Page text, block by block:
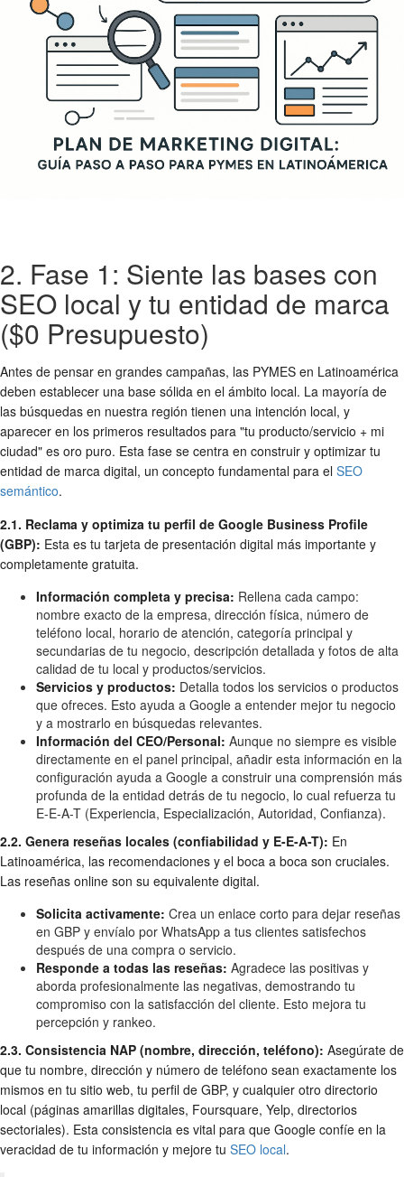
2. Fase 1: Siente las bases con
SEO local y tu entidad de marca
($0 Presupuesto)
Antes de pensar en grandes campañas, las PYMES en Latinoamérica
deben establecer una base sólida en el ámbito local. La mayoría de
las búsquedas en nuestra región tienen una intención local, y
aparecer en los primeros resultados para "tu producto/servicio + mi
ciudad" es oro puro. Esta fase se centra en construir y optimizar tu
entidad de marca digital, un concepto fundamental para el SEO
semántico.
2.1. Reclama y optimiza tu perfil de Google Business Profile
(GBP): Esta es tu tarjeta de presentación digital más importante y
completamente gratuita.
Información completa y precisa: Rellena cada campo:
nombre exacto de la empresa, dirección física, número de
teléfono local, horario de atención, categoría principal y
secundarias de tu negocio, descripción detallada y fotos de alta
calidad de tu local y productos/servicios.
Servicios y productos: Detalla todos los servicios o productos
que ofreces. Esto ayuda a Google a entender mejor tu negocio
y a mostrarlo en búsquedas relevantes.
Información del CEO/Personal: Aunque no siempre es visible
directamente en el panel principal, añadir esta información en la
configuración ayuda a Google a construir una comprensión más
profunda de la entidad detrás de tu negocio, lo cual refuerza tu
E-E-A-T (Experiencia, Especialización, Autoridad, Confianza).
2.2. Genera reseñas locales (confiabilidad y E-E-A-T): En
Latinoamérica, las recomendaciones y el boca a boca son cruciales.
Las reseñas online son su equivalente digital.
Solicita activamente: Crea un enlace corto para dejar reseñas
en GBP y envíalo por WhatsApp a tus clientes satisfechos
después de una compra o servicio.
Responde a todas las reseñas: Agradece las positivas y
aborda profesionalmente las negativas, demostrando tu
compromiso con la satisfacción del cliente. Esto mejora tu
percepción y rankeo.
2.3. Consistencia NAP (nombre, dirección, teléfono): Asegúrate de
que tu nombre, dirección y número de teléfono sean exactamente los
mismos en tu sitio web, tu perfil de GBP, y cualquier otro directorio
local (páginas amarillas digitales, Foursquare, Yelp, directorios
sectoriales). Esta consistencia es vital para que Google confíe en la
veracidad de tu información y mejore tu SEO local.